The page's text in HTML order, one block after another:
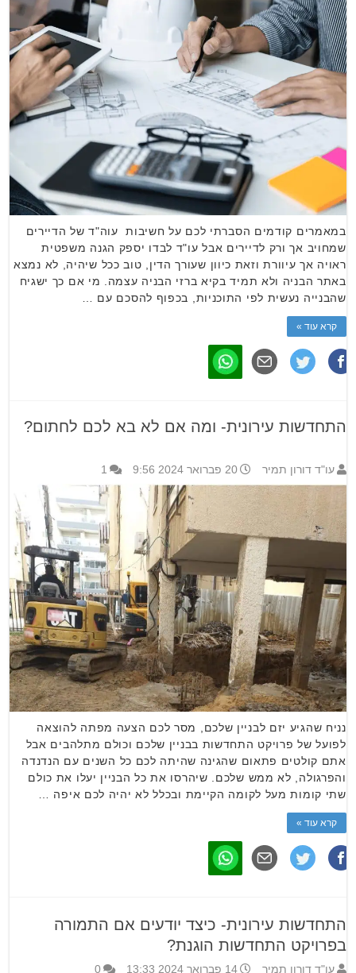
במאמרים קודמים הסברתי לכם על חשיבות עוה"ד של הדיירים
שמחויב אך ורק לדיירים אבל עו"ד לבדו יספק הגנה משפטית
ראויה אך עיוורת וזאת כיוון שעורך הדין, טוב ככל שיהיה, לא נמצא
באתר הבניה ולא תמיד בקיא ברזי הבניה עצמה. מי אם כך ישגיח
שהבנייה נעשית לפי התוכניות, בכפוף להסכם עם …
קרא עוד »
התחדשות עירונית- ומה אם לא בא לכם לחתום?
עו"ד דורון תמיר 20 פברואר 2024 9:56 1
נניח שהגיע יזם לבניין שלכם, מסר לכם הצעה מפתה להוצאה
לפועל של פרויקט התחדשות בבניין שלכם וכולם מתלהבים אבל
אתם קולטים פתאום שהגינה שהיתה לכם כל השנים עם הנדנדה
והפרגולה, לא ממש שלכם. שיהרסו את כל הבניין יעלו את כולם
שתי קומות מעל לקומה הקיימת ובכלל לא יהיה לכם איפה …
קרא עוד »
התחדשות עירונית- כיצד יודעים אם התמורה
בפרויקט התחדשות הוגנת?
עו"ד דורון תמיר 14 פברואר 2024 13:33 0